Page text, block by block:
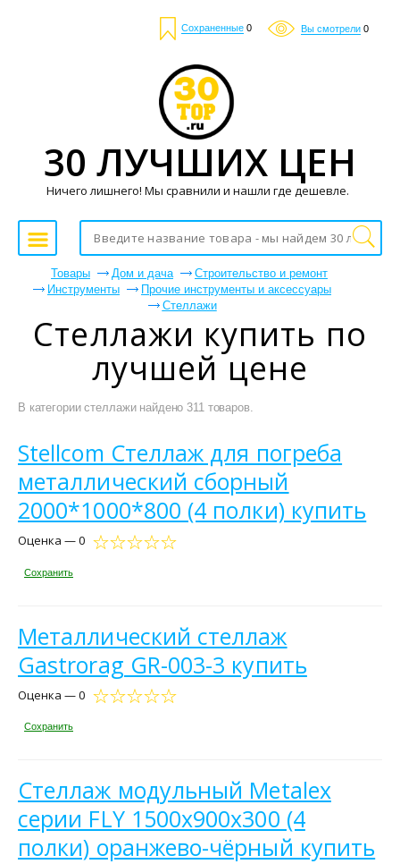
Сохраненные 0 Вы смотрели 0
Товары Дом и дача
Строительство и ремонт
Инструменты
Прочие инструменты и аксессуары
Стеллажи
Стеллажи купить по
лучшей цене
В категории стеллажи найдено 311 товаров.
Stellcom Стеллаж для погреба
металлический сборный
2000*1000*800 (4 полки) купить
Оценка — 0
Сохранить
Металлический стеллаж
Gastrorag GR-003-3 купить
Оценка — 0
Сохранить
Стеллаж модульный Metalex
серии FLY 1500х900х300 (4
полки) оранжево-чёрный купить
30 ЛУЧШИХ ЦЕН
Ничего лишнего! Мы сравнили и нашли где дешевле.